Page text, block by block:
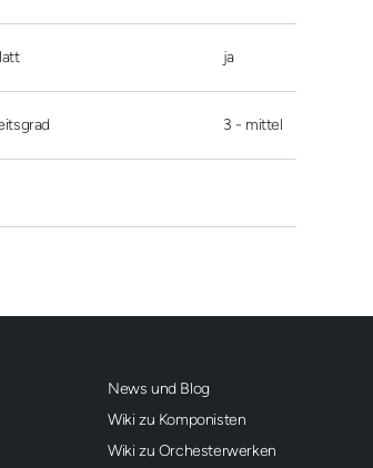
ja
3 - mittel
News und Blog
Wiki zu Komponisten
Wiki zu Orchesterwerken